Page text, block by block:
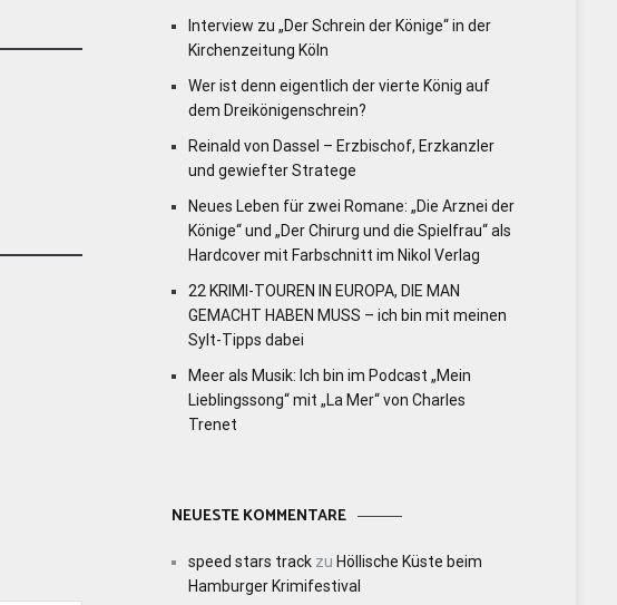
Interview zu „Der Schrein der Könige“ in der
Kirchenzeitung Köln
Wer ist denn eigentlich der vierte König auf
dem Dreikönigenschrein?
Reinald von Dassel – Erzbischof, Erzkanzler
und gewiefter Stratege
Neues Leben für zwei Romane: „Die Arznei der
Könige“ und „Der Chirurg und die Spielfrau“ als
Hardcover mit Farbschnitt im Nikol Verlag
22 KRIMI-TOUREN IN EUROPA, DIE MAN
GEMACHT HABEN MUSS – ich bin mit meinen
Sylt-Tipps dabei
Meer als Musik: Ich bin im Podcast „Mein
Lieblingssong“ mit „La Mer“ von Charles
Trenet
NEUESTE KOMMENTARE
speed stars track zu Höllische Küste beim
Hamburger Krimifestival